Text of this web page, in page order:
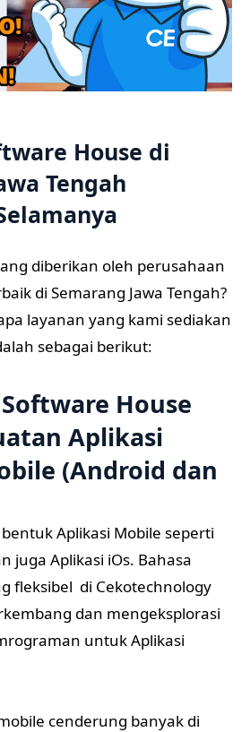
House di
Tengah
diberikan oleh perusahaan
di Semarang Jawa Tengah?
layanan yang kami sediakan
sebagai berikut:
House
Aplikasi
(Android dan
Aplikasi Mobile seperti
juga Aplikasi iOs. Bahasa
fleksibel di Cekotechnology
dan mengeksplorasi
untuk Aplikasi
cenderung banyak di